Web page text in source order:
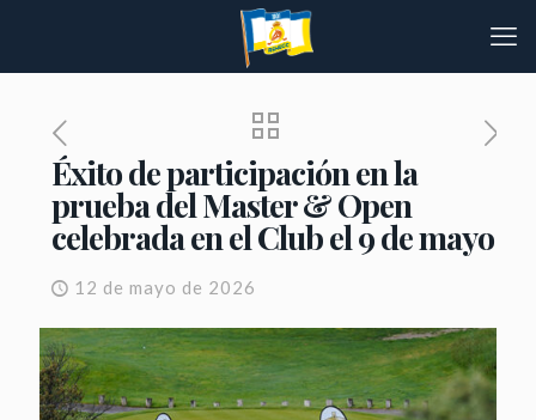
Éxito de participación en la
prueba del Master & Open
celebrada en el Club el 9 de mayo
12 de mayo de 2026